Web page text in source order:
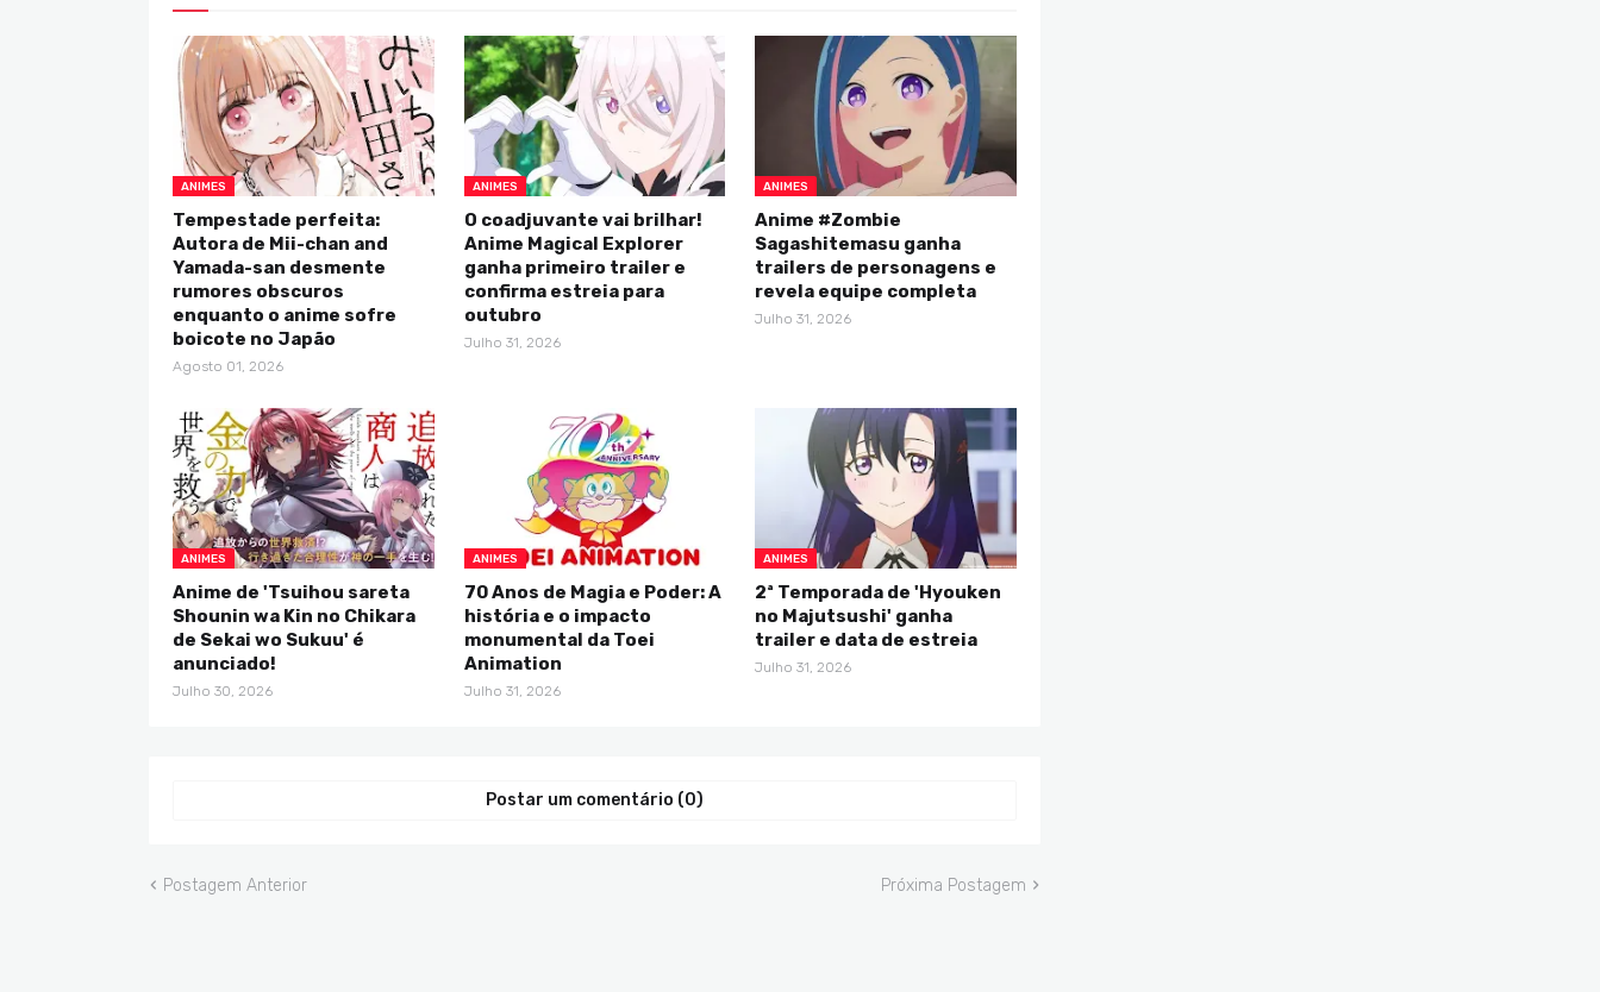
ANIMES
Tempestade perfeita:
Autora de Mii-chan and
Yamada-san desmente
rumores obscuros
enquanto o anime sofre
boicote no Japão
Agosto 01, 2026
ANIMES
O coadjuvante vai brilhar!
Anime Magical Explorer
ganha primeiro trailer e
confirma estreia para
outubro
Julho 31, 2026
ANIMES
Anime #Zombie
Sagashitemasu ganha
trailers de personagens e
revela equipe completa
Julho 31, 2026
ANIMES
Anime de 'Tsuihou sareta
Shounin wa Kin no Chikara
de Sekai wo Sukuu' é
anunciado!
Julho 30, 2026
ANIMES
70 Anos de Magia e Poder: A
história e o impacto
monumental da Toei
Animation
Julho 31, 2026
ANIMES
2ª Temporada de 'Hyouken
no Majutsushi' ganha
trailer e data de estreia
Julho 31, 2026
Postar um comentário (0)
Postagem Anterior Próxima Postagem